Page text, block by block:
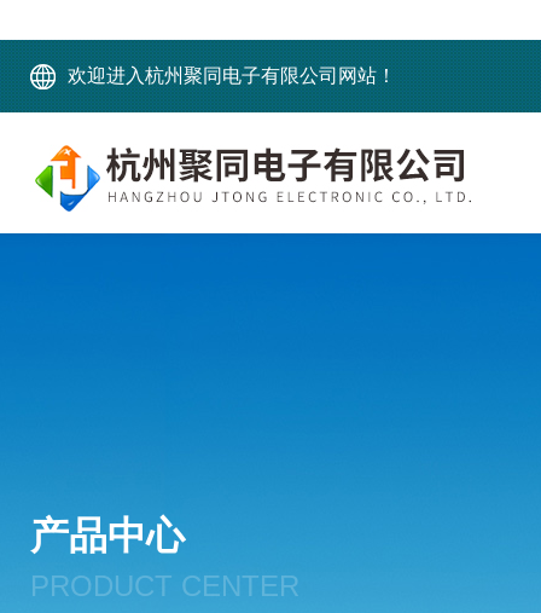
欢迎进入杭州聚同电子有限公司网站！
产品中心
PRODUCT CENTER